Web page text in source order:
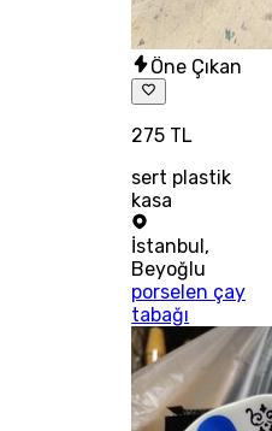
Öne Çıkan
275 TL
sert plastik
kasa
İstanbul ,
Beyoğlu
porselen çay
tabağı